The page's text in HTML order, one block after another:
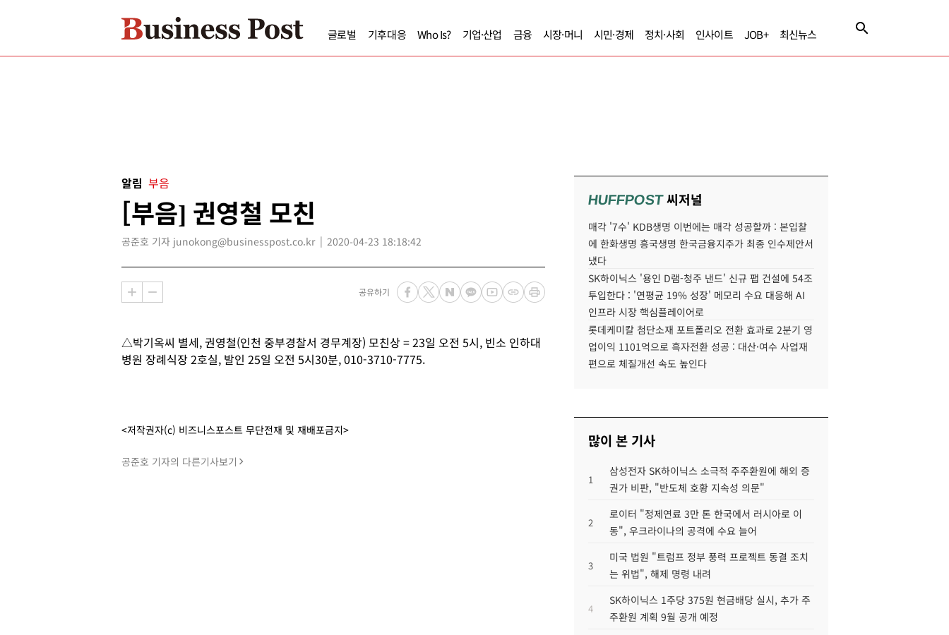
글로벌 기후대응 Who Is? 기업·산업 금융 시장·머니 시민·경제 정치·사회 인사이트 JOB+ 최신뉴스
알림 부음
[부음] 권영철 모친
공준호 기자 junokong@businesspost.co.kr 2020-04-23 18:18:42
공유하기
△박기옥씨 별세, 권영철(인천 중부경찰서 경무계장) 모친상 = 23일 오전 5시, 빈소 인하대
병원 장례식장 2호실, 발인 25일 오전 5시30분, 010-3710-7775.
<저작권자(c) 비즈니스포스트 무단전재 및 재배포금지>
공준호 기자의 다른기사보기
HUFFPOST씨저널
매각 '7수' KDB생명 이번에는 매각 성공할까 : 본입찰
에 한화생명 흥국생명 한국금융지주가 최종 인수제안서
냈다
SK하이닉스 '용인 D램-청주 낸드' 신규 팹 건설에 54조
투입한다 : '연평균 19% 성장' 메모리 수요 대응해 AI
인프라 시장 핵심플레이어로
롯데케미칼 첨단소재 포트폴리오 전환 효과로 2분기 영
업이익 1101억으로 흑자전환 성공 : 대산·여수 사업재
편으로 체질개선 속도 높인다
많이 본 기사
1
삼성전자 SK하이닉스 소극적 주주환원에 해외 증
권가 비판, "반도체 호황 지속성 의문"
2
로이터 "정제연료 3만 톤 한국에서 러시아로 이
동", 우크라이나의 공격에 수요 늘어
3
미국 법원 "트럼프 정부 풍력 프로젝트 동결 조치
는 위법", 해제 명령 내려
4
SK하이닉스 1주당 375원 현금배당 실시, 추가 주
주환원 계획 9월 공개 예정